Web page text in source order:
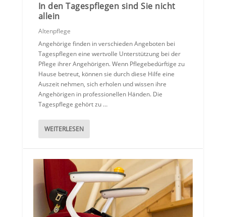
In den Tagespflegen sind Sie nicht
allein
Altenpflege
Angehörige finden in verschieden Angeboten bei
Tagespflegen eine wertvolle Unterstützung bei der
Pflege ihrer Angehörigen. Wenn Pflegebedürftige zu
Hause betreut, können sie durch diese Hilfe eine
Auszeit nehmen, sich erholen und wissen ihre
Angehörigen in professionellen Händen. Die
Tagespflege gehört zu …
WEITERLESEN